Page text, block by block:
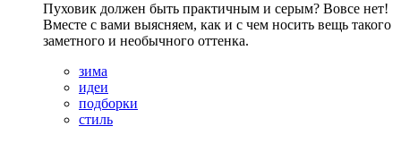
Пуховик должен быть практичным и серым? Вовсе нет!
Вместе с вами выясняем, как и с чем носить вещь такого
заметного и необычного оттенка.
зима
идеи
подборки
стиль